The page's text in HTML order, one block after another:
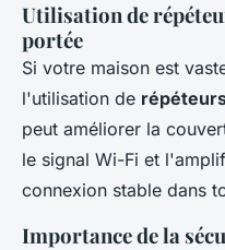
Utilisation de
portée
Si votre maison est
l'utilisation de
peut améliorer la
le signal Wi-Fi et
connexion stable dans
Importance de la